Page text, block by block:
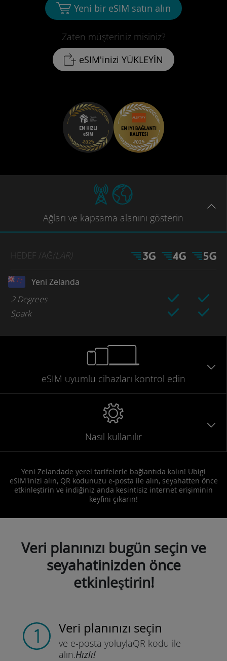
Zaten müşteriniz misiniz?
eSIM'inizi YÜKLEYİN
Yeni bir eSIM satın alın
Ağları ve kapsama alanını gösterin
HEDEF /AĞ(LAR)
Yeni Zelanda
2 Degrees
Spark
eSIM uyumlu cihazları kontrol edin
Nasıl kullanılır
Yeni Zelandade yerel tarifelerle bağlantıda kalın! Ubigi
eSIM'inizi alın, QR kodunuzu e-posta ile alın, seyahatten önce
etkinleştirin ve indiğiniz anda kesintisiz internet erişiminin
keyfini çıkarın!
Veri planınızı bugün seçin ve
seyahatinizden önce
etkinleştirin!
Veri planınızı seçin
ve e-posta yoluylaQR kodu ile
alın.Hızlı!